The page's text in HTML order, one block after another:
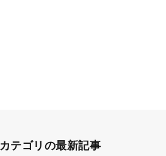
カテゴリの最新記事